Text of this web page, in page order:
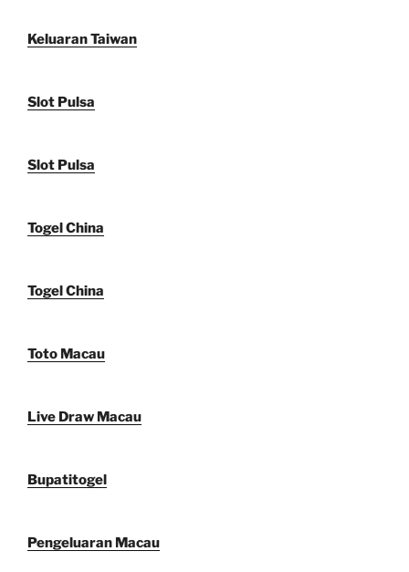
Keluaran Taiwan
Slot Pulsa
Slot Pulsa
Togel China
Togel China
Toto Macau
Live Draw Macau
Bupatitogel
Pengeluaran Macau